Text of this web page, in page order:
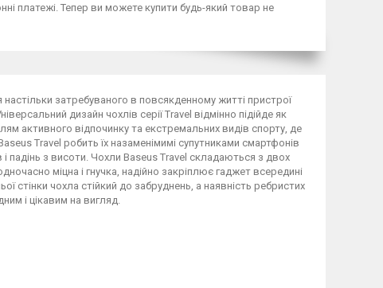
платежі. Тепер ви можете купити будь-який товар не
затребуваного в повсякденному житті пристрої
дизайн чохлів серії Travel відмінно підійде як
активного відпочинку та екстремальних видів спорту, де
Travel робить їх назаменімимі супутниками смартфонів
падінь з висоти. Чохли Baseus Travel складаються з двох
міцна і гнучка, надійно закріплює гаджет всередині
стінки чохла стійкий до забруднень, а наявність ребристих
і цікавим на вигляд.